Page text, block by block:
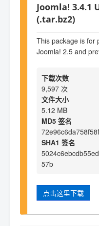
Joomla! 3.4.1
(.tar.bz2)
This package is for
Joomla! 2.5 and
下载次数
9,597 次
文件大小
5.12 MB
MD5 签名
SHA1 签名
57b
点击这里下载